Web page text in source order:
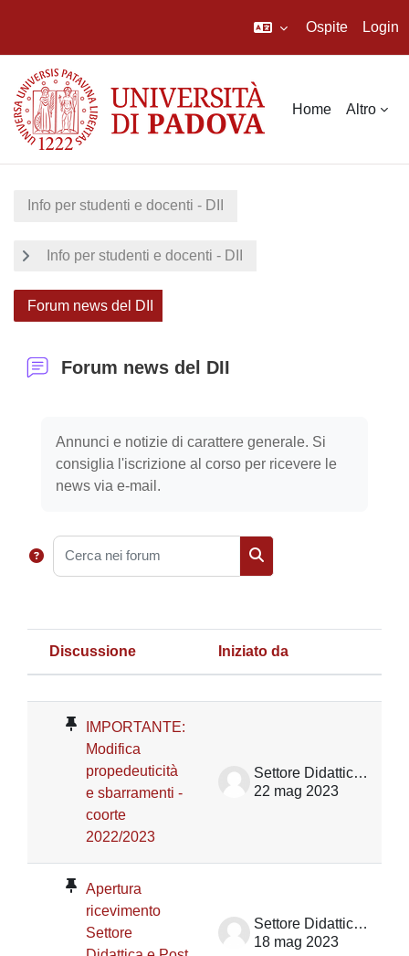
Ospite Login
Home Altro
Info per studenti e docenti - DII
Info per studenti e docenti - DII
Forum news del DII
Forum news del DII
Annunci e notizie di carattere generale. Si
consiglia l'iscrizione al corso per ricevere le
news via e-mail.
Cerca nei forum
Cerca nei forum
Stato
Discussione Iniziato da
IMPORTANTE:
Modifica
propedeuticità
e sbarramenti -
coorte
2022/2023
Settore Didattica DII
22 mag 2023
Apertura
ricevimento
Settore
Settore Didattica DII
18 mag 2023